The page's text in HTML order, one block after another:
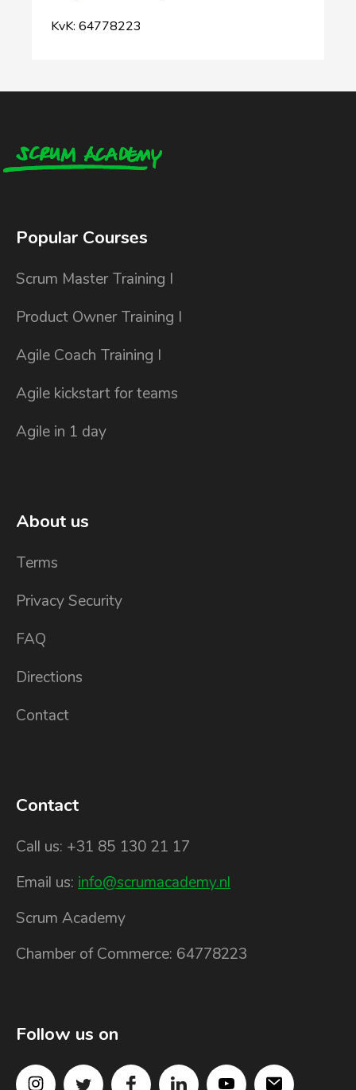
KvK: 64778223
Popular Courses
Scrum Master Training I
Product Owner Training I
Agile Coach Training I
Agile kickstart for teams
Agile in 1 day
About us
Terms
Privacy Security
FAQ
Directions
Contact
Contact
Call us: +31 85 130 21 17
Email us: info@scrumacademy.nl
Scrum Academy
Chamber of Commerce: 64778223
Follow us on